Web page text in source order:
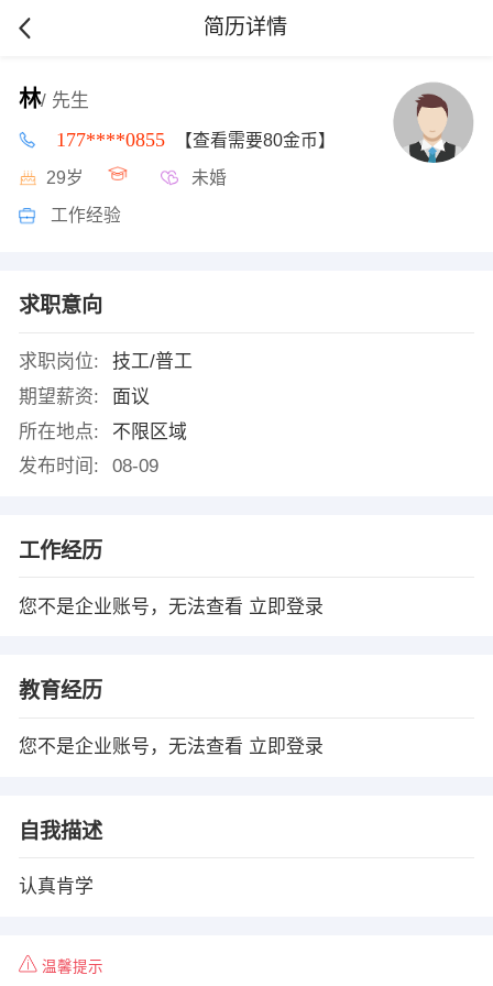
简历详情
林/ 先生
177****0855 【查看需要80金币】
29岁 未婚
工作经验
求职意向
求职岗位:
技工/普工
期望薪资:
面议
所在地点:
不限区域
发布时间:
08-09
工作经历
您不是企业账号，无法查看 立即登录
教育经历
您不是企业账号，无法查看 立即登录
自我描述
认真肯学
温馨提示